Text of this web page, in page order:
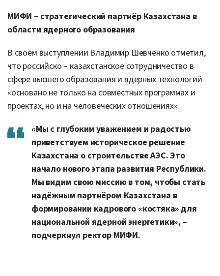
МИФИ – стратегический партнёр Казахстана в
области ядерного образования
В своём выступлении Владимир Шевченко отметил,
что российско – казахстанское сотрудничество в
сфере высшего образования и ядерных технологий
«основано не только на совместных программах и
проектах, но и на человеческих отношениях».
«Мы с глубоким уважением и радостью
приветствуем историческое решение
Казахстана о строительстве АЭС. Это
начало нового этапа развития Республики.
Мы видим свою миссию в том, чтобы стать
надёжным партнёром Казахстана в
формировании кадрового «костяка» для
национальной ядерной энергетики», –
подчеркнул ректор МИФИ.